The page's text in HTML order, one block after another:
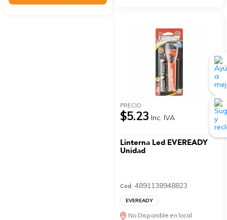
PRECIO
$5.23 Inc. IVA
Linterna Led EVEREADY
Unidad
Cod: 4891138948823
EVEREADY
No Disponible en local